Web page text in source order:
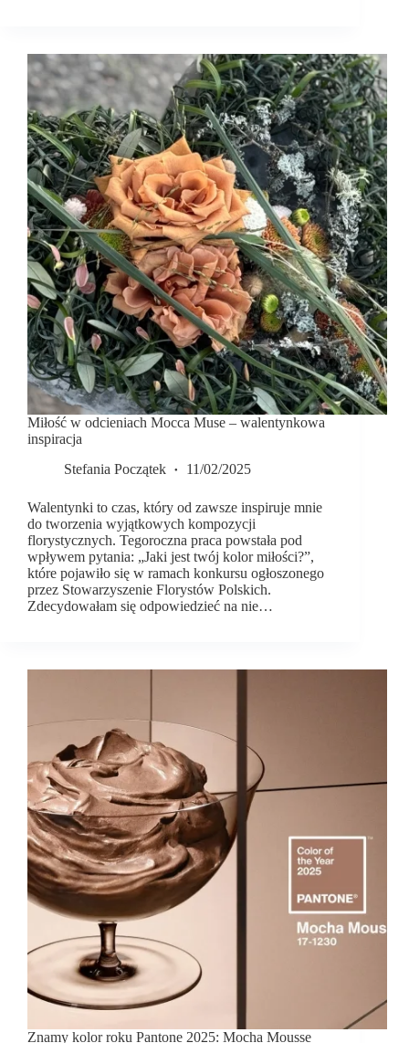
Miłość w odcieniach Mocca Muse – walentynkowa
inspiracja
Stefania Początek
11/02/2025
Walentynki to czas, który od zawsze inspiruje mnie
do tworzenia wyjątkowych kompozycji
florystycznych. Tegoroczna praca powstała pod
wpływem pytania: „Jaki jest twój kolor miłości?”,
które pojawiło się w ramach konkursu ogłoszonego
przez Stowarzyszenie Florystów Polskich.
Zdecydowałam się odpowiedzieć na nie…
Znamy kolor roku Pantone 2025: Mocha Mousse